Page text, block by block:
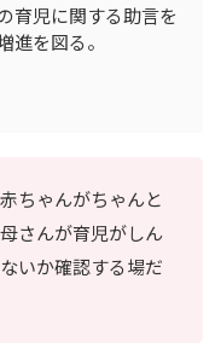
育児に関する助言を
進を図る。
ちゃんがちゃんと
さんが育児がしん
いか確認する場だ